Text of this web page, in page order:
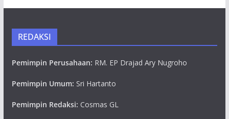
REDAKSI
Pemimpin Perusahaan: RM. EP Drajad Ary Nugroho
Pemimpin Umum: Sri Hartanto
Pemimpin Redaksi: Cosmas GL